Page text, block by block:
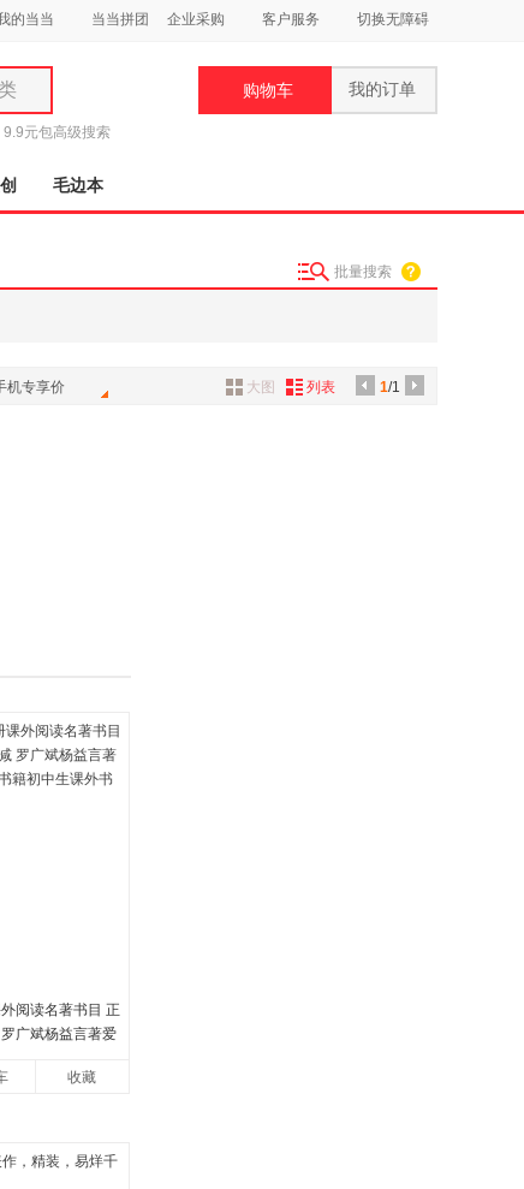
的当当 当当拼团 企业采购 客户服务 切换无障碍
9.9元包高级搜索
购物车 我的订单
毛边本
批量搜索
机专享价 1/1
大图 列表
阅读名著书目 正
广斌杨益言著爱
收藏